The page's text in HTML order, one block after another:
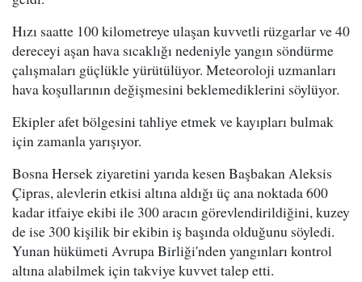
Hızı saatte 100 kilometreye ulaşan kuvvetli rüzgarlar ve 40
dereceyi aşan hava sıcaklığı nedeniyle yangın söndürme
çalışmaları güçlükle yürütülüyor. Meteoroloji uzmanları
hava koşullarının değişmesini beklemediklerini söylüyor.
Ekipler afet bölgesini tahliye etmek ve kayıpları bulmak
için zamanla yarışıyor.
Bosna Hersek ziyaretini yarıda kesen Başbakan Aleksis
Çipras, alevlerin etkisi altına aldığı üç ana noktada 600
kadar itfaiye ekibi ile 300 aracın görevlendirildiğini, kuzey
de ise 300 kişilik bir ekibin iş başında olduğunu söyledi.
Yunan hükümeti Avrupa Birliği'nden yangınları kontrol
altına alabilmek için takviye kuvvet talep etti.